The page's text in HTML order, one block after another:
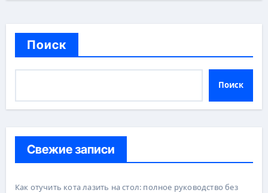
Поиск
Поиск
Свежие записи
Как отучить кота лазить на стол: полное руководство без